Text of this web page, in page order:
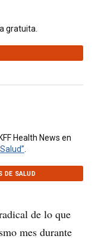
gratuita.
Health News en
.
DE SALUD
de lo que
mes durante